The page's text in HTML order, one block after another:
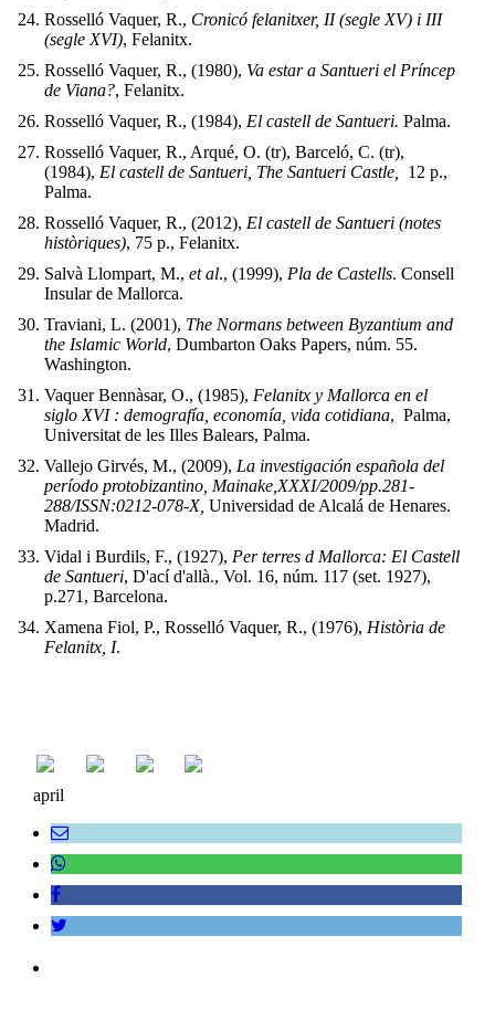
Rosselló Vaquer, R., Cronicó felanitxer, II (segle XV) i III
(segle XVI), Felanitx.
Rosselló Vaquer, R., (1980), Va estar a Santueri el Príncep
de Viana?, Felanitx.
Rosselló Vaquer, R., (1984), El castell de Santueri. Palma.
Rosselló Vaquer, R., Arqué, O. (tr), Barceló, C. (tr),
(1984), El castell de Santueri, The Santueri Castle,
12 p.,
Palma.
Rosselló Vaquer, R., (2012), El castell de Santueri (notes
històriques), 75 p., Felanitx.
Salvà Llompart, M., et al., (1999), Pla de Castells. Consell
Insular de Mallorca.
Traviani, L. (2001), The Normans between Byzantium and
the Islamic World, Dumbarton Oaks Papers, núm. 55.
Washington.
Vaquer Bennàsar, O., (1985), Felanitx y Mallorca en el
siglo XVI : demografía, economía, vida cotidiana, Palma,
Universitat de les Illes Balears, Palma.
Vallejo Girvés, M., (2009), La investigación española del
período protobizantino, Mainake, XXXI/2009/pp.281-
288/ISSN:0212-078-X, Universidad de Alcalá de Henares.
Madrid.
Vidal i Burdils, F., (1927), Per terres d Mallorca: El Castell
de Santueri, D'ací d'allà., Vol. 16, núm. 117 (set. 1927),
p.271, Barcelona.
Xamena Fiol, P., Rosselló Vaquer, R., (1976), Història de
Felanitx, I.
april